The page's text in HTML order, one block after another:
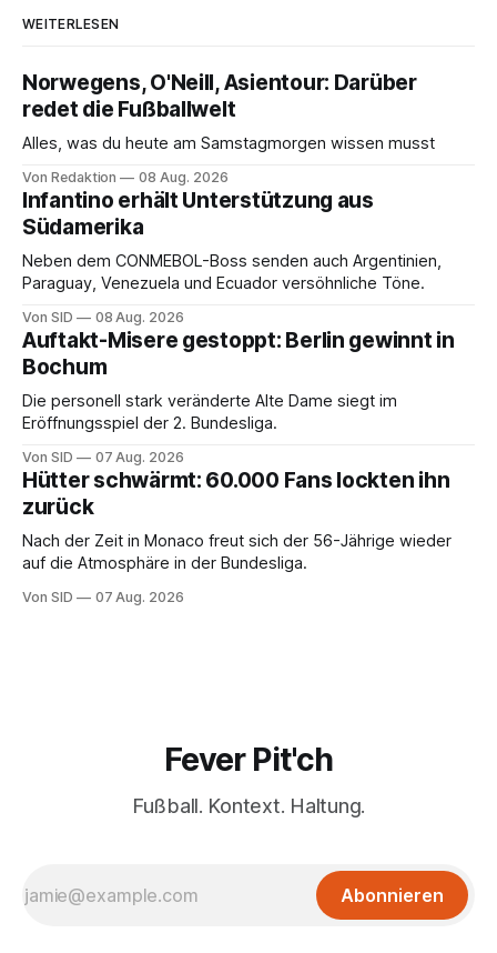
WEITERLESEN
Norwegens, O'Neill, Asientour: Darüber
redet die Fußballwelt
Alles, was du heute am Samstagmorgen wissen musst
Von Redaktion 08 Aug. 2026
Infantino erhält Unterstützung aus
Südamerika
Neben dem CONMEBOL-Boss senden auch Argentinien,
Paraguay, Venezuela und Ecuador versöhnliche Töne.
Von SID 08 Aug. 2026
Auftakt-Misere gestoppt: Berlin gewinnt in
Bochum
Die personell stark veränderte Alte Dame siegt im
Eröffnungsspiel der 2. Bundesliga.
Von SID 07 Aug. 2026
Hütter schwärmt: 60.000 Fans lockten ihn
zurück
Nach der Zeit in Monaco freut sich der 56-Jährige wieder
auf die Atmosphäre in der Bundesliga.
Von SID 07 Aug. 2026
Fever Pit'ch
Fußball. Kontext. Haltung.
Abonnieren